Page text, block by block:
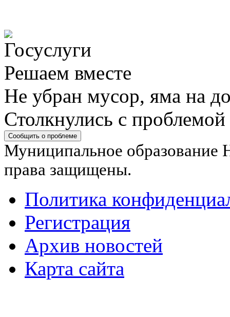
Решаем вместе
Не убран мусор, яма на
Столкнулись с
Сообщить о проблеме
Муниципальное образование
права защищены.
Политика
Регистрация
Архив новостей
Карта сайта